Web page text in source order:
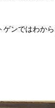
ンではわか